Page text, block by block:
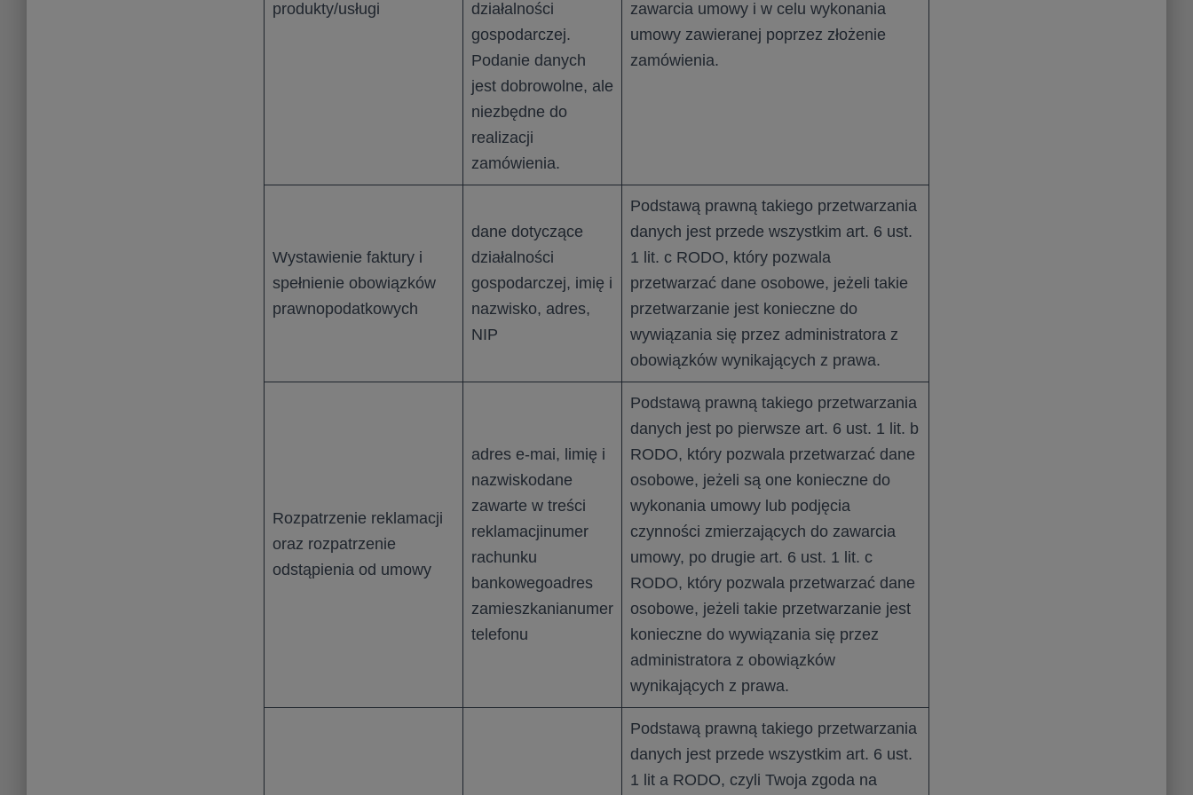
produkty/usługi
działalności
gospodarczej.
Podanie danych
jest dobrowolne, ale
niezbędne do
realizacji
zamówienia.
zawarcia umowy i w celu wykonania
umowy zawieranej poprzez złożenie
zamówienia.
Wystawienie faktury i
spełnienie obowiązków
prawnopodatkowych
dane dotyczące
działalności
gospodarczej, imię i
nazwisko, adres,
NIP
Podstawą prawną takiego przetwarzania
danych jest przede wszystkim art. 6 ust.
1 lit. c RODO, który pozwala
przetwarzać dane osobowe, jeżeli takie
przetwarzanie jest konieczne do
wywiązania się przez administratora z
obowiązków wynikających z prawa.
Rozpatrzenie reklamacji
oraz rozpatrzenie
odstąpienia od umowy
adres e-mai, limię i
nazwiskodane
zawarte w treści
reklamacjinumer
rachunku
bankowegoadres
zamieszkanianumer
telefonu
Podstawą prawną takiego przetwarzania
danych jest po pierwsze art. 6 ust. 1 lit. b
RODO, który pozwala przetwarzać dane
osobowe, jeżeli są one konieczne do
wykonania umowy lub podjęcia
czynności zmierzających do zawarcia
umowy, po drugie art. 6 ust. 1 lit. c
RODO, który pozwala przetwarzać dane
osobowe, jeżeli takie przetwarzanie jest
konieczne do wywiązania się przez
administratora z obowiązków
wynikających z prawa.
Podstawą prawną takiego przetwarzania
danych jest przede wszystkim art. 6 ust.
1 lit a RODO, czyli Twoja zgoda na